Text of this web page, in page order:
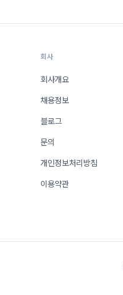
회사
회사개요
채용정보
블로그
문의
개인정보처리방침
이용약관